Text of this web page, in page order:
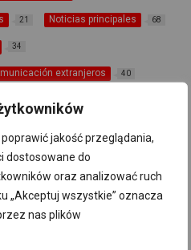
jakość przeglądania,
dostosowane do
oraz analizować ruch
„Akceptuj wszystkie” oznacza
nas plików
21 Noticias principales 68
34
extranjeros 40